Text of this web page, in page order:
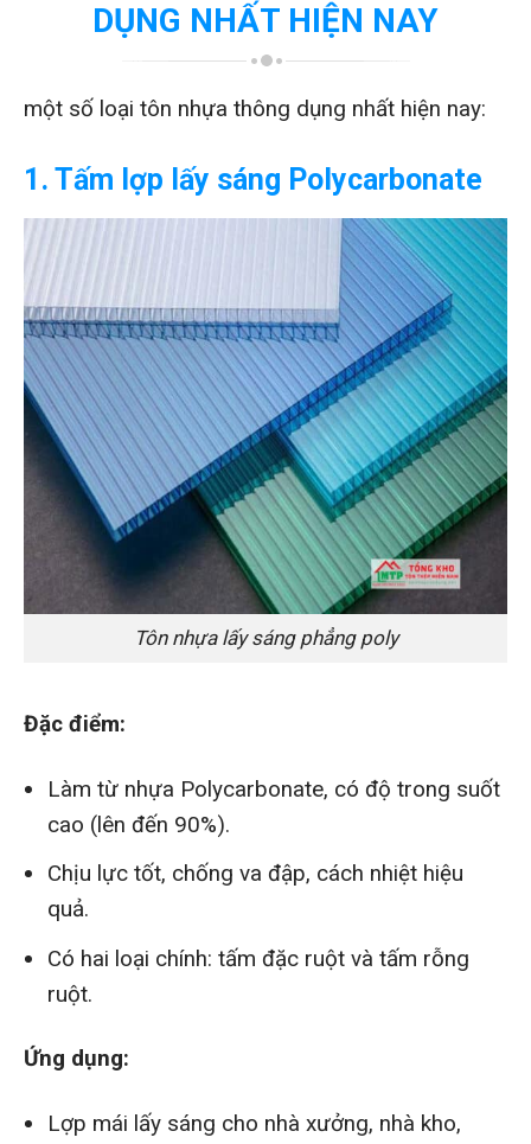
DỤNG NHẤT HIỆN NAY
một số loại tôn nhựa thông dụng nhất hiện nay:
1. Tấm lợp lấy sáng Polycarbonate
Tôn nhựa lấy sáng phẳng poly
Đặc điểm:
Làm từ nhựa Polycarbonate, có độ trong suốt
cao (lên đến 90%).
Chịu lực tốt, chống va đập, cách nhiệt hiệu
quả.
Có hai loại chính: tấm đặc ruột và tấm rỗng
ruột.
Ứng dụng:
Lợp mái lấy sáng cho nhà xưởng, nhà kho,